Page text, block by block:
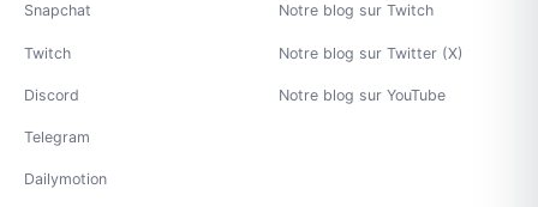
Snapchat
Twitch
Discord
Telegram
Dailymotion
Notre blog sur Twitch
Notre blog sur Twitter (X)
Notre blog sur YouTube